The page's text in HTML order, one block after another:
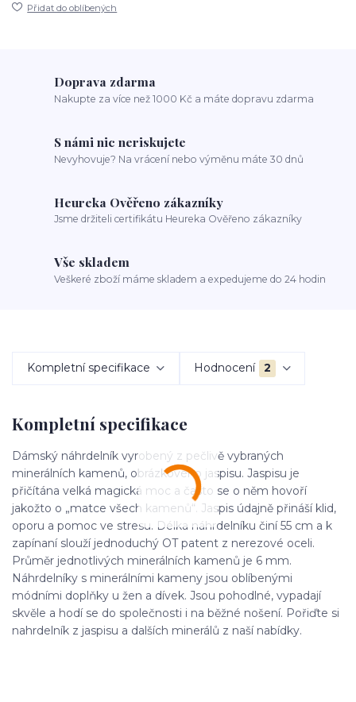
Přidat do oblíbených
Doprava zdarma
Nakupte za více než 1000 Kč a máte dopravu zdarma
S námi nic neriskujete
Nevyhovuje? Na vrácení nebo výměnu máte 30 dnů
Heureka Ověřeno zákazníky
Jsme držiteli certifikátu Heureka Ověřeno zákazníky
Vše skladem
Veškeré zboží máme skladem a expedujeme do 24 hodin
Kompletní specifikace Hodnocení 2
Kompletní specifikace
Dámský náhrdelník vyrobený z pečlivě vybraných
minerálních kamenů, obrázkového jaspisu. Jaspisu je
přičítána velká magická moc a často se o něm hovoří
jakožto o „matce všech kamenů“. Jaspis údajně přináší klid,
oporu a pomoc ve stresu. Délka náhrdelníku činí 55 cm a k
zapínaní slouží jednoduchý OT patent z nerezové oceli.
Průměr jednotlivých minerálních kamenů je 6 mm.
Náhrdelníky s minerálními kameny jsou oblíbenými
módními doplňky u žen a dívek. Jsou pohodlné, vypadají
skvěle a hodí se do společnosti i na běžné nošení. Pořiďte si
nahrdelník z jaspisu a dalších minerálů z naší nabídky.